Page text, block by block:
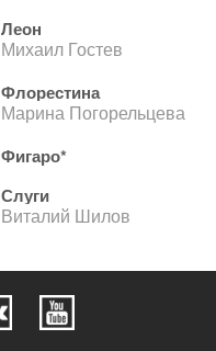
Леон
Михаил Гостев
Флорестина
Марина Погорельцева
Фигаро*
Слуги
Виталий Шилов